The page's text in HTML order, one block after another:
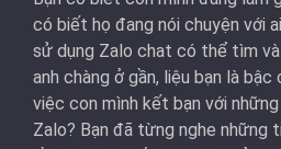
có biết họ đang nói chuyện với
sử dụng Zalo chat có thể tìm
anh chàng ở gần, liệu bạn là
việc con mình kết bạn với
Zalo? Bạn đã từng nghe những